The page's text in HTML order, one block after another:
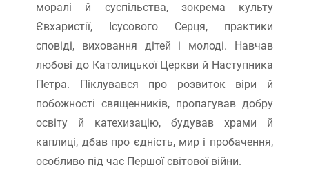
моралі й суспільства, зокрема культу
Євхаристії, Ісусового Серця, практики
сповіді, виховання дітей і молоді. Навчав
любові до Католицької Церкви й Наступника
Петра. Піклувався про розвиток віри й
побожності священників, пропагував добру
освіту й катехизацію, будував храми й
каплиці, дбав про єдність, мир і пробачення,
особливо під час Першої світової війни.